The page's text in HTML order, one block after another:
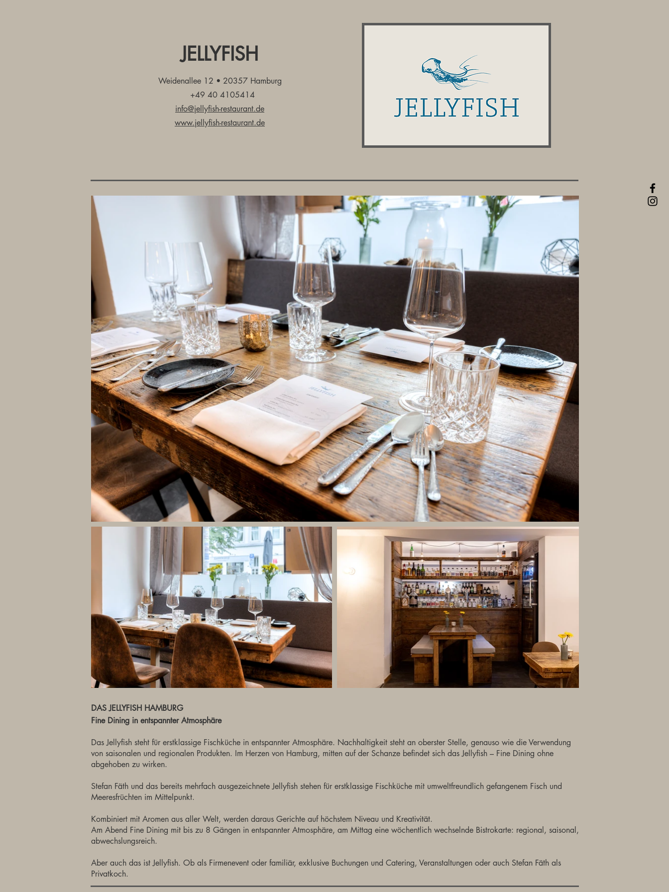
JELLYFISH
Weidenallee 12 • 20357 Hamburg
+49 40 4105414
info@jellyfish-restaurant.de
www.jellyfish-restaurant.de
DAS JELLYFISH HAMBURG
Fine Dining in entspannter Atmosphäre
Das Jellyfish steht für erstklassige Fischküche in entspannter Atmosphäre. Nachhaltigkeit steht an oberster Stelle, genauso wie die Verwendung
von saisonalen und regionalen Produkten. Im Herzen von Hamburg, mitten auf der Schanze befindet sich das Jellyfish – Fine Dining ohne
abgehoben zu wirken.
Stefan Fäth und das bereits mehrfach ausgezeichnete Jellyfish stehen für erstklassige Fischküche mit umweltfreundlich gefangenem Fisch und
Meeresfrüchten im Mittelpunkt.
Kombiniert mit Aromen aus aller Welt, werden daraus Gerichte auf höchstem Niveau und Kreativität.
Am Abend Fine Dining mit bis zu 8 Gängen in entspannter Atmosphäre, am Mittag eine wöchentlich wechselnde Bistrokarte: regional, saisonal,
abwechslungsreich.
Aber auch das ist Jellyfish. Ob als Firmenevent oder familiär, exklusive Buchungen und Catering, Veranstaltungen oder auch Stefan Fäth als
Privatkoch.